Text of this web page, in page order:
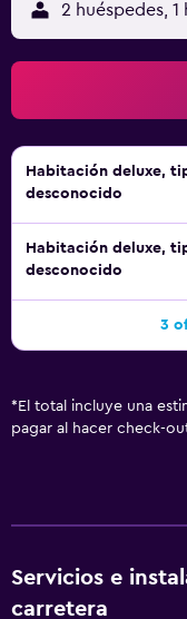
indican más abajo
alojamiento (es
2 huéspedes, 1
Habitación deluxe,
desconocido
Habitación deluxe,
desconocido
3
* El total incluye una
pagar al hacer check-
Servicios e
carretera